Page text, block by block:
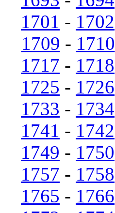
1701 - 1702
1709 - 1710
1717 - 1718
1725 - 1726
1733 - 1734
1741 - 1742
1749 - 1750
1757 - 1758
1765 - 1766